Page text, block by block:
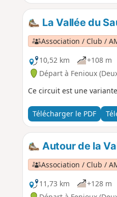
La Vallée du
Association / Club /
10,52 km
+108 m
Départ à Fenioux
Ce circuit est une
Télécharger le PDF
Autour de la
Association / Club /
11,73 km
+128 m